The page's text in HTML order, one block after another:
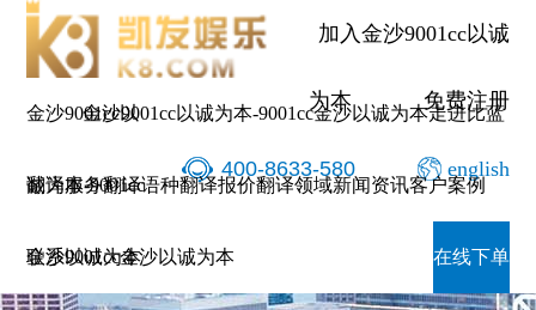
加入金沙9001cc以诚
为本 免费注册
400-8633-580 english
金沙9001cc以
诚为本-9001cc
金沙以诚为本
金沙9001cc以诚为本-9001cc金沙以诚为本走进比蓝
翻译服务翻译语种翻译报价翻译领域新闻资讯客户案例
联系9001cc金沙以诚为本 在线下单